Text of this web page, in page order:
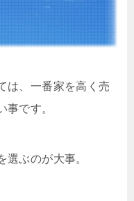
は、一番家を高く売
事です。
選ぶのが大事。